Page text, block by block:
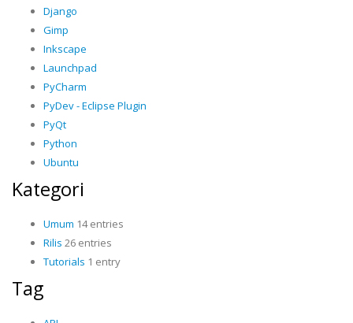
Django
Gimp
Inkscape
Launchpad
PyCharm
PyDev - Eclipse Plugin
PyQt
Python
Ubuntu
Kategori
Umum 14 entries
Rilis 26 entries
Tutorials 1 entry
Tag